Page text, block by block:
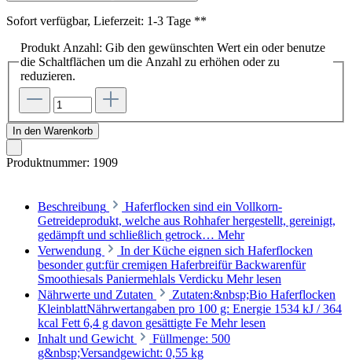
Sofort verfügbar, Lieferzeit: 1-3 Tage **
Produkt Anzahl: Gib den gewünschten Wert ein oder benutze
die Schaltflächen um die Anzahl zu erhöhen oder zu
reduzieren.
In den Warenkorb
Produktnummer: 1909
Beschreibung
Haferflocken sind ein Vollkorn-
Getreideprodukt, welche aus Rohhafer hergestellt, gereinigt,
gedämpft und schließlich getrock… Mehr
Verwendung
In der Küche eignen sich Haferflocken
besonder gut:für cremigen Haferbreifür Backwarenfür
Smoothiesals Paniermehlals Verdicku Mehr lesen
Nährwerte und Zutaten
Zutaten:&nbsp;Bio Haferflocken
KleinblattNährwertangaben pro 100 g: Energie 1534 kJ / 364
kcal Fett 6,4 g davon gesättigte Fe Mehr lesen
Inhalt und Gewicht
Füllmenge: 500
g&nbsp;Versandgewicht: 0,55 kg